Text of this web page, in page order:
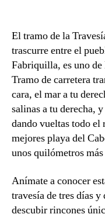
El tramo de la
trascurre entre el
Fabriquilla, es uno
Tramo de carretera
cara, el mar a tu
salinas a tu derecha,
dando vueltas todo el
mejores playa del
unos quilómetros
Anímate a conocer
travesía de tres días
descubir rincones